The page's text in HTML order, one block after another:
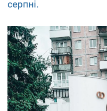
серпні.